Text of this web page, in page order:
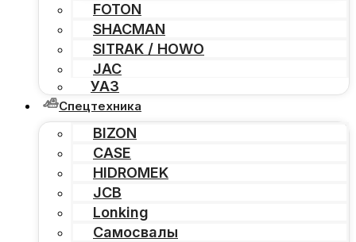
FOTON
SHACMAN
SITRAK / HOWO
JAC
УАЗ
Спецтехника
BIZON
CASE
HIDROMEK
JCB
Lonking
Самосвалы